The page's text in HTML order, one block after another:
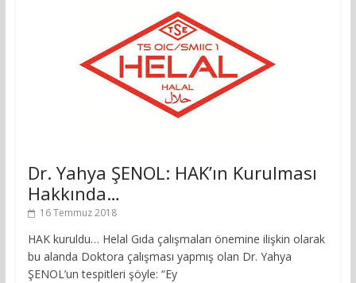
Dr. Yahya ŞENOL: HAK’ın Kurulması
Hakkında…
16 Temmuz 2018
HAK kuruldu… Helal Gıda çalışmaları önemine ilişkin olarak
bu alanda Doktora çalışması yapmış olan Dr. Yahya
ŞENOL’un tespitleri şöyle: “Ey